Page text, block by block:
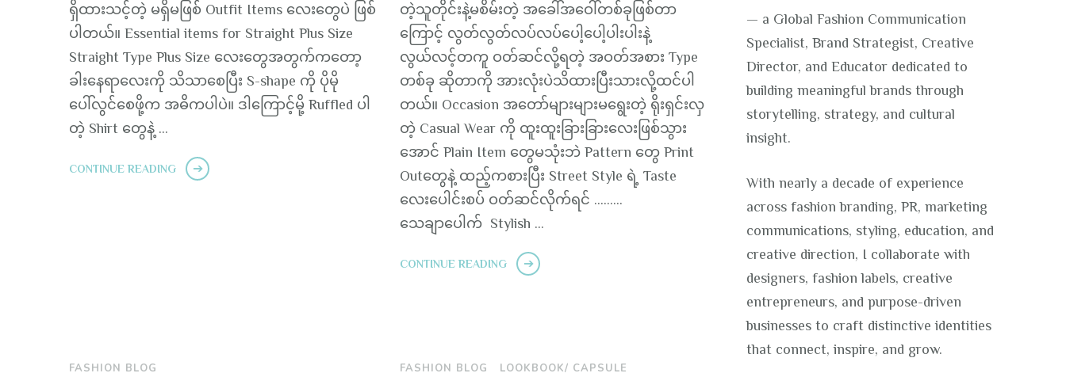
ရှိထားသင့်တဲ့ မရှိမဖြစ် Outfit Items လေးတွေပဲ ဖြစ်
ပါတယ်။ Essential items for Straight Plus Size
Straight Type Plus Size လေးတွေအတွက်ကတော့
ခါးနေရာလေးကို သိသာစေပြီး S-shape ကို ပိုမို
ပေါ်လွင်စေဖို့က အဓိကပါပဲ။ ဒါကြောင့်မို့ Ruffled ပါ
တဲ့ Shirt တွေနဲ့ …
CONTINUE READING
တဲ့သူတိုင်းနဲ့မစိမ်းတဲ့ အခေါ်အဝေါ်တစ်ခုဖြစ်တာ
ကြောင့် လွတ်လွတ်လပ်လပ်ပေါ့ပေါ့ပါးပါးနဲ့
လွယ်လင့်တကူ ဝတ်ဆင်လို့ရတဲ့ အဝတ်အစား Type
တစ်ခု ဆိုတာကို အားလုံးပဲသိထားပြီးသားလို့ထင်ပါ
တယ်။ Occasion အတော်များများမရွေးတဲ့ ရိုးရှင်းလှ
တဲ့ Casual Wear ကို ထူးထူးခြားခြားလေးဖြစ်သွား
အောင် Plain Item တွေမသုံးဘဲ Pattern တွေ Print
Outတွေနဲ့ ထည့်ကစားပြီး Street Style ရဲ့ Taste
လေးပေါင်းစပ် ဝတ်ဆင်လိုက်ရင် ………
သေချာပေါက် Stylish …
CONTINUE READING
FASHION BLOG FASHION BLOG
LOOKBOOK/ CAPSULE
— a Global Fashion Communication
Specialist, Brand Strategist, Creative
Director, and Educator dedicated to
building meaningful brands through
storytelling, strategy, and cultural
insight.
With nearly a decade of experience
across fashion branding, PR, marketing
communications, styling, education, and
creative direction, I collaborate with
designers, fashion labels, creative
entrepreneurs, and purpose-driven
businesses to craft distinctive identities
that connect, inspire, and grow.